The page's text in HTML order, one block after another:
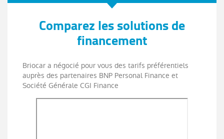
Comparez les solutions de
financement
Briocar a négocié pour vous des tarifs préférentiels
auprès des partenaires BNP Personal Finance et
Société Générale CGI Finance